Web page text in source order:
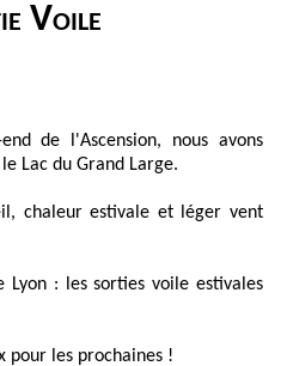
Voile
de l'Ascension, nous avons
Lac du Grand Large.
chaleur estivale et léger vent
Lyon : les sorties voile estivales
pour les prochaines !